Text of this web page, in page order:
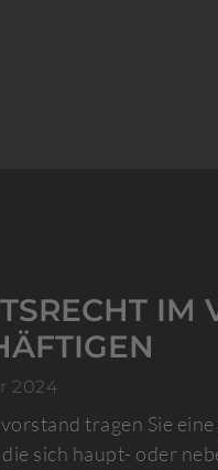
IM
2024
tragen Sie
sich haupt- oder